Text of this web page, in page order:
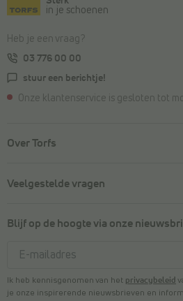
in je schoenen
Heb je een vraag?
03 776 00 00
stuur een berichtje!
Onze klantenservice is gesloten tot
Over Torfs
Veelgestelde vragen
Blijf op de hoogte via onze
Ik heb kennisgenomen van het privacybeleid
je onze inspirerende nieuwsbrieven en